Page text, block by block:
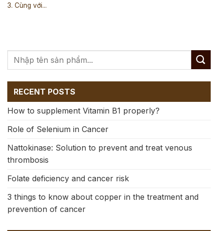
3. Cùng với...
RECENT POSTS
How to supplement Vitamin B1 properly?
Role of Selenium in Cancer
Nattokinase: Solution to prevent and treat venous
thrombosis
Folate deficiency and cancer risk
3 things to know about copper in the treatment and
prevention of cancer